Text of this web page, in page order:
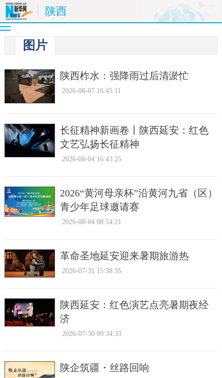
陕西
图片
陕西柞水：强降雨过后清淤忙
2026-08-07 16:45:11
长征精神新画卷丨陕西延安：红色
文艺弘扬长征精神
2026-08-04 16:43:25
2026“黄河母亲杯”沿黄河九省（区）
青少年足球邀请赛
2026-08-04 08:54:21
革命圣地延安迎来暑期旅游热
2026-07-31 15:38:35
陕西延安：红色演艺点亮暑期夜经
济
2026-07-30 09:34:33
陕企筑疆・丝路回响